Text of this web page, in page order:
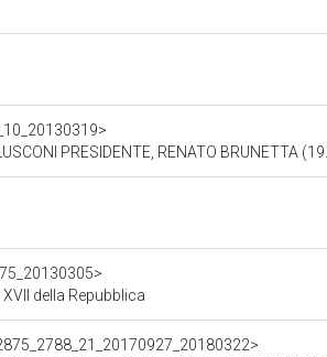
PRESIDENTE, RENATO BRUNETTA
della Repubblica